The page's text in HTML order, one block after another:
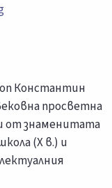
Константин
просветна
от знаменитата
(Х в.) и